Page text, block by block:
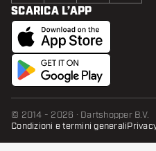
SCARICA L’APP
© 2014 - 2026 · Dartshopper B.V.
Condizioni e termini generali